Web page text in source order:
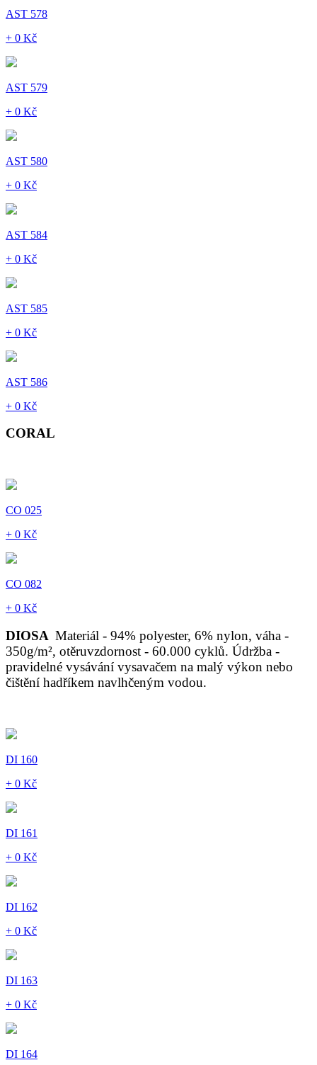
AST 578
+ 0 Kč
AST 579
+ 0 Kč
AST 580
+ 0 Kč
AST 584
+ 0 Kč
AST 585
+ 0 Kč
AST 586
+ 0 Kč
CORAL
CO 025
+ 0 Kč
CO 082
+ 0 Kč
DIOSA Materiál - 94% polyester, 6% nylon, váha -
350g/m², otěruvzdornost - 60.000 cyklů. Údržba -
pravidelné vysávání vysavačem na malý výkon nebo
čištění hadříkem navlhčeným vodou.
DI 160
+ 0 Kč
DI 161
+ 0 Kč
DI 162
+ 0 Kč
DI 163
+ 0 Kč
DI 164